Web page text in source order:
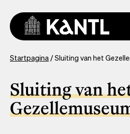
naar
inhoud
You
here
Startpagina Sluiting van het
Sluiting van